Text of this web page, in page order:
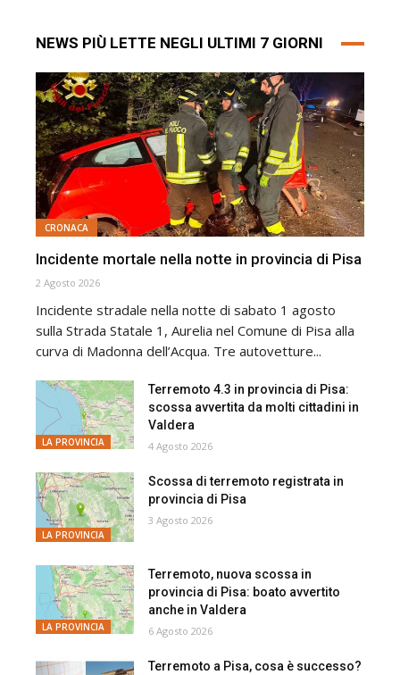
NEWS PIÙ LETTE NEGLI ULTIMI 7 GIORNI
CRONACA
Incidente mortale nella notte in provincia di Pisa
2 Agosto 2026
Incidente stradale nella notte di sabato 1 agosto
sulla Strada Statale 1, Aurelia nel Comune di Pisa alla
curva di Madonna dell’Acqua. Tre autovetture...
LA PROVINCIA
Terremoto 4.3 in provincia di Pisa:
scossa avvertita da molti cittadini in
Valdera
4 Agosto 2026
LA PROVINCIA
Scossa di terremoto registrata in
provincia di Pisa
3 Agosto 2026
LA PROVINCIA
Terremoto, nuova scossa in
provincia di Pisa: boato avvertito
anche in Valdera
6 Agosto 2026
Terremoto a Pisa, cosa è successo?